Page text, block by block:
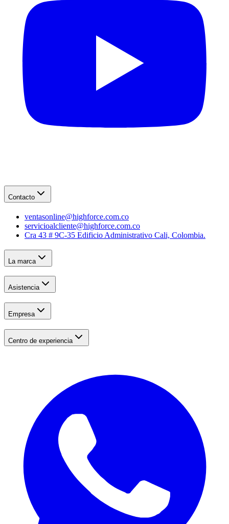
Contacto
ventasonline@highforce.com.co
servicioalcliente@highforce.com.co
Cra 43 # 9C-35 Edificio Administrativo Cali, Colombia.
La marca
Asistencia
Empresa
Centro de experiencia